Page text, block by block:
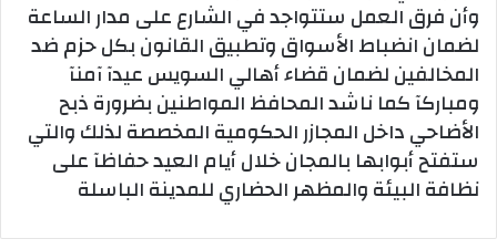
وأن فرق العمل ستتواجد في الشارع على مدار الساعة
لضمان انضباط الأسواق وتطبيق القانون بكل حزم ضد
المخالفين لضمان قضاء أهالي السويس عيدآ آمنآ
ومباركآ كما ناشد المحافظ المواطنين بضرورة ذبح
الأضاحي داخل المجازر الحكومية المخصصة لذلك والتي
ستفتح أبوابها بالمجان خلال أيام العيد حفاظآ على
نظافة البيئة والمظهر الحضاري للمدينة الباسلة